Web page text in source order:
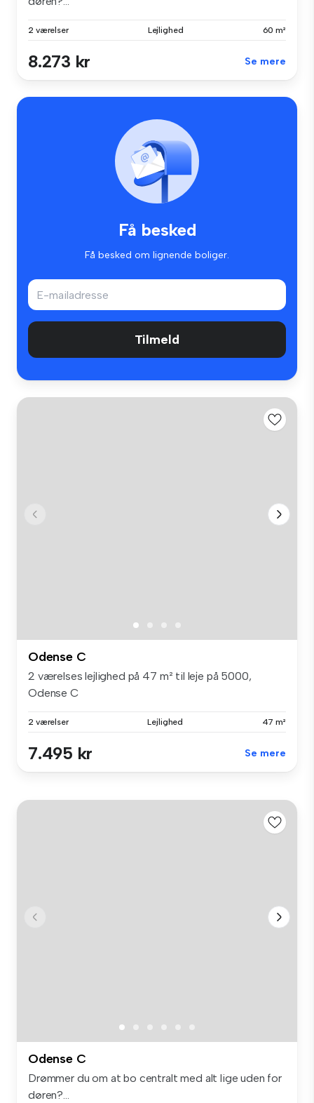
2 værelser Lejlighed 60 m²
8.273 kr Se mere
Få besked
Få besked om lignende boliger.
Tilmeld
Odense C
2 værelses lejlighed på 47 m² til leje på 5000,
Odense C
2 værelser Lejlighed 47 m²
7.495 kr Se mere
Odense C
Drømmer du om at bo centralt med alt lige uden for
døren?...